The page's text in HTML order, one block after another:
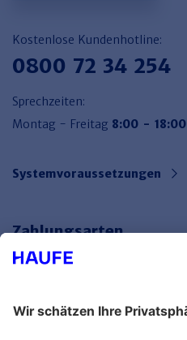
Kostenlose Kundenhotline:
0800 72 34 254
Sprechzeiten:
Montag - Freitag 8:00 - 18:00
Systemvoraussetzungen
Zahlungsarten